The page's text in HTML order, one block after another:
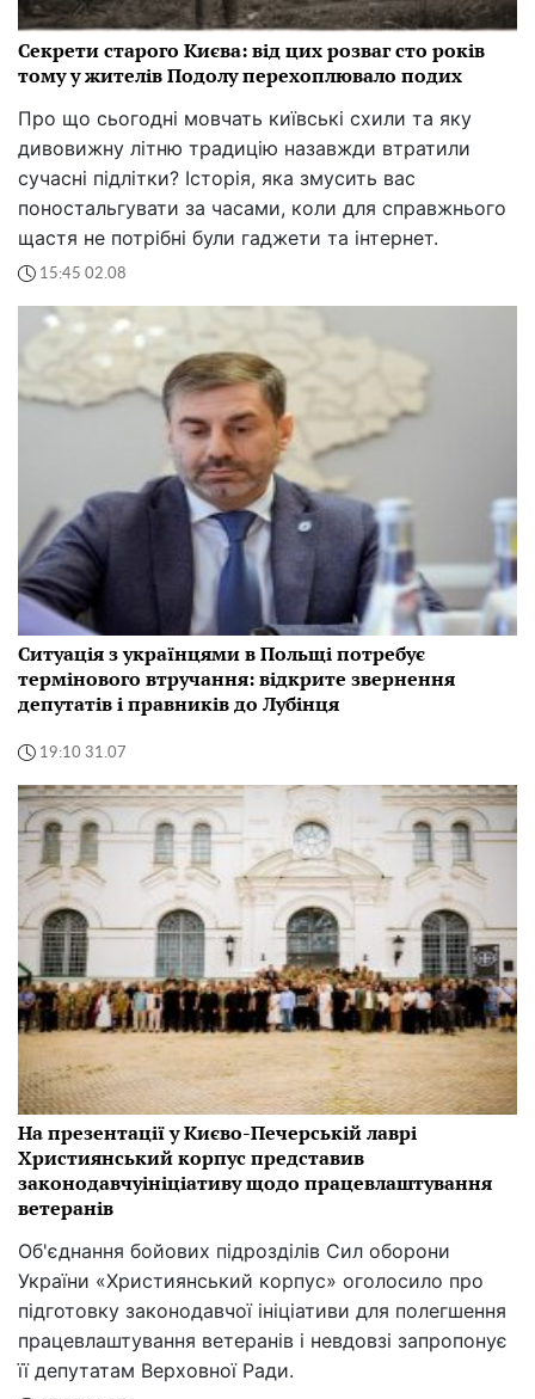
Секрети старого Києва: від цих розваг сто років
тому у жителів Подолу перехоплювало подих
Про що сьогодні мовчать київські схили та яку
дивовижну літню традицію назавжди втратили
сучасні підлітки? Історія, яка змусить вас
поностальгувати за часами, коли для справжнього
щастя не потрібні були гаджети та інтернет.
15:45 02.08
Ситуація з українцями в Польщі потребує
термінового втручання: відкрите звернення
депутатів і правників до Лубінця
19:10 31.07
На презентації у Києво-Печерській лаврі
Християнський корпус представив
законодавчуініціативу щодо працевлаштування
ветеранів
Об'єднання бойових підрозділів Сил оборони
України «Християнський корпус» оголосило про
підготовку законодавчої ініціативи для полегшення
працевлаштування ветеранів і невдовзі запропонує
її депутатам Верховної Ради.